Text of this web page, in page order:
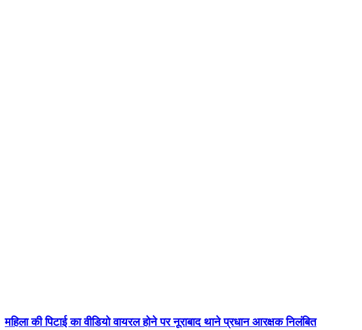
महिला की पिटाई का वीडियो वायरल होने पर नूराबाद थाने प्रधान आरक्षक निलंबित